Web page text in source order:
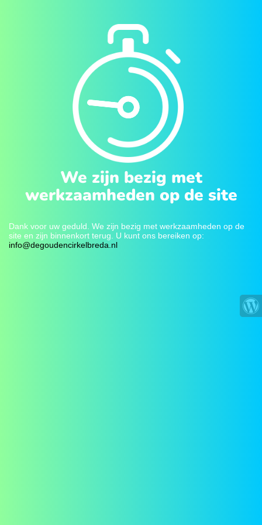
We zijn bezig met
werkzaamheden op de site
Dank voor uw geduld. We zijn bezig met werkzaamheden op de
site en zijn binnenkort terug. U kunt ons bereiken op:
info@degoudencirkelbreda.nl